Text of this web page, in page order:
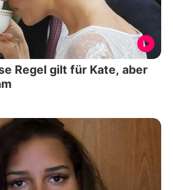
Regel gilt für Kate, aber